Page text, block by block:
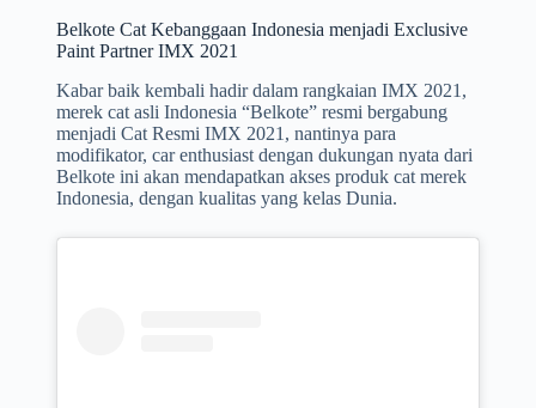
Belkote Cat Kebanggaan Indonesia menjadi Exclusive
Paint Partner IMX 2021
Kabar baik kembali hadir dalam rangkaian IMX 2021,
merek cat asli Indonesia “Belkote” resmi bergabung
menjadi Cat Resmi IMX 2021, nantinya para
modifikator, car enthusiast dengan dukungan nyata dari
Belkote ini akan mendapatkan akses produk cat merek
Indonesia, dengan kualitas yang kelas Dunia.